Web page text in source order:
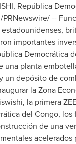
República
/PRNewswire/ --
importantes
Democrática
una planta
un depósito de
la Zona
la primera
del Congo, los
de una
acelerados